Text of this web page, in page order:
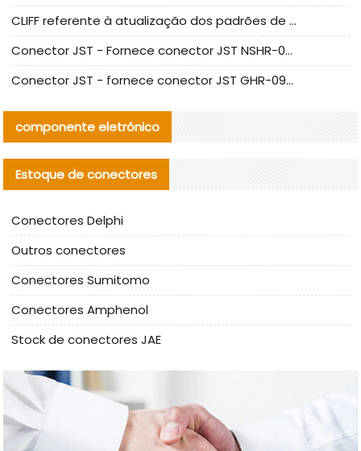
CLIFF referente à atualização dos padrões de teste de conectores nacionais
Conector JST - Fornece conector JST NSHR-02V-S original | substituto
Conector JST - fornece conector JST GHR-09V-S autêntico | substituto
componente eletrónico
Estoque de conectores
Conectores Delphi
Outros conectores
Conectores Sumitomo
Conectores Amphenol
Stock de conectores JAE